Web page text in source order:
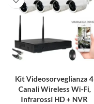
Kit Videosorveglianza 4
Canali Wireless Wi-Fi,
Infrarossi HD + NVR